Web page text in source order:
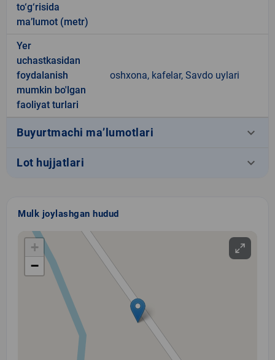
to‘g‘risida
ma’lumot (metr)
Yer
uchastkasidan
foydalanish
mumkin bo'lgan
faoliyat turlari
oshxona, kafelar, Savdo uylari
Buyurtmachi ma’lumotlari keyboard_arrow_down
Lot hujjatlari keyboard_arrow_down
Mulk joylashgan hudud
+
−